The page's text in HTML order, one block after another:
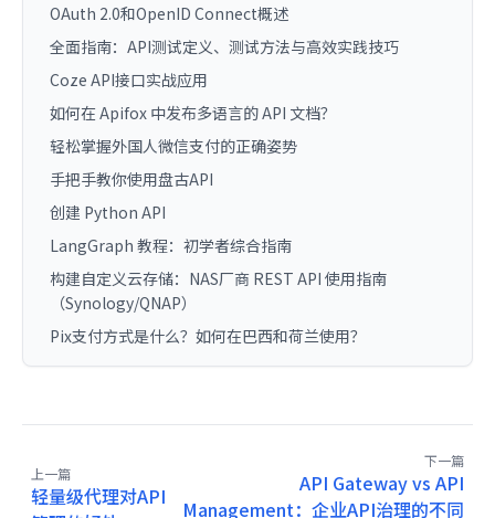
OAuth 2.0和OpenID Connect概述
全面指南：API测试定义、测试方法与高效实践技巧
Coze API接口实战应用
如何在 Apifox 中发布多语言的 API 文档？
轻松掌握外国人微信支付的正确姿势
手把手教你使用盘古API
创建 Python API
LangGraph 教程：初学者综合指南
构建自定义云存储：NAS厂商 REST API 使用指南
（Synology/QNAP）
Pix支付方式是什么？如何在巴西和荷兰使用？
上一篇
轻量级代理对API
下一篇
API Gateway vs API
Management：企业API治理的不同